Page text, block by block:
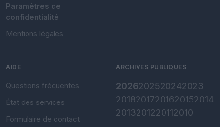
Paramètres de
confidentialité
Mentions légales
AIDE
Questions fréquentes
État des services
Formulaire de contact
ARCHIVES PUBLIQUES
2026202520242023
20182017201620152014
2013201220112010